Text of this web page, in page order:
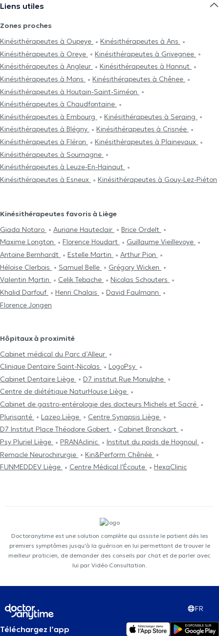
Liens utiles
Zones proches
Kinésithérapeutes à Oupeye
Kinésithérapeutes à Ans
Kinésithérapeutes à Oreye
Kinésithérapeutes à Grivegnee
Kinésithérapeutes à Angleur
Kinésithérapeutes à Hannut
Kinésithérapeutes à Mons
Kinésithérapeutes à Chênee
Kinésithérapeutes à Houtain-Saint-Siméon
Kinésithérapeutes à Chaudfontaine
Kinésithérapeutes à Embourg
Kinésithérapeutes à Seraing
Kinésithérapeutes à Blégny
Kinésithérapeutes à Crisnée
Kinésithérapeutes à Fléron
Kinésithérapeutes à Plainevaux
Kinésithérapeutes à Soumagne
Kinésithérapeutes à Leuze-En-Hainaut
Kinésithérapeutes à Esneux
Kinésithérapeutes à Gouy-Lez-Piéton
Kinésithérapeutes favoris à Liège
Giada Notaro
Auriane Hauteclair
Brice Ordelt
Maxime Longton
Florence Houdart
Guillaume Vieillevoye
Antoine Bernhardt
Estelle Martin
Arthur Pion
Héloïse Clerbois
Samuel Belle
Grégory Wicken
Valentin Martin
Celik Tebache
Nicolas Schouters
Khalid Darfouf
Henri Chalais
David Faulmann
Florence Jongen
Hôpitaux à proximité
Cabinet médical du Parc d’Alleur
Clinique Dentaire Saint-Nicolas
LogoPsy
Cabinet Dentaire Liège
D7 institut Rue Monulphe
Centre de diététique NaturHouse Liège
Cabinet de gastro-entérologie des docteurs Michels et Sacré
Plurisanté
Lazeo Liège
Centre Synapsis Liège
D7 Institut Place Théodore Gobert
Cabinet Bronckart
Psy Pluriel Liège
PRANAclinic
Institut du poids de Hognoul
Remacle Neurochirurgie
Kin&Perform Chênée
FUNMEDDEV Liège
Centre Médical l'Écoute HexaClinic
Doctoranytime est une solution complète qui assiste le patient dès les
premiers symptômes jusqu'à la guérison en lui permettant de trouver le
meilleur praticien, de demander des conseils par chat et de parler avec
lui par Vidéo Consultation.
FR
Téléchargez l’app